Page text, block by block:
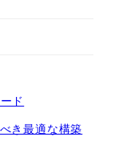
ド
き最適な構築